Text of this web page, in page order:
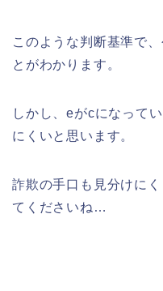
このような判断基準で
とがわかります。
しかし、eがcになって
にくいと思います。
詐欺の手口も見分けに
てくださいね…